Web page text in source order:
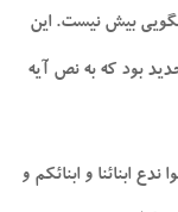
بيش نيست. اين
بود كه به نص آيه
ابنائنا و ابنائكم و